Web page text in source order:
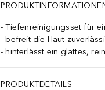
Tiefenreinigungsset für
befreit die Haut
hinterlässt ein glattes,
PRODUKTDETAILS